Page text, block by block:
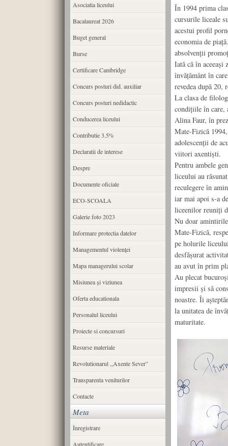
În 1994 prima
cursurile liceale
acestui profil
economia de
absolvenții
Iată că în aceeași
învățământ în
revedea după 20,
La clasa de
condițiile în care,
Alina Faur, în
Mate-Fizică
adolescenții de
viitori axentiști.
Pentru ambele
liceului au
reculegere în
iar mai apoi s-a
liceenilor reuniți
Nu doar
Mate-Fizică,
pe holurile
desfășurat
au avut în prim
Au plecat
impresii și să
noastre. Îi
la unitatea de
maturitate.
Asociatia liceului
Bacalaureat 2026
Buget general
Burse
Certificare Cambridge
Concurs posturi did. auxiliar
Concurs posturi nedidactic
Conducerea liceului
Contributie 3.5%
Declaratii de interese
Despre
Documente oficiale
ECO-SCOALA
Galerie foto 2023
Informare protectia datelor
Managementul violenței
Mapa managerului scolar
Misiunea şi viziunea
Oferta educationala
Personalul liceului
Proiecte si concursuri
Resurse materiale
Revolutionarul ,,Axente Sever”
Transparenta veniturilor
Contacte
Meta
Înregistrare
Autentificare